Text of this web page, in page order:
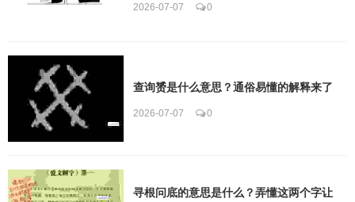
2026-07-07 0
查询赟是什么意思？通俗易懂的解释来了
2026-07-07 0
寻根问底的意思是什么？弄懂这两个字让